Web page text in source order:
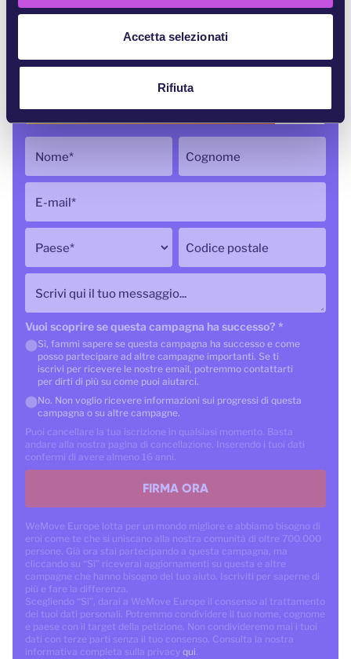
Accetta selezionati
Rifiuta
104,605 di 125,000 firme
Nome* Cognome
E-mail*
Paese* Codice postale
Scrivi qui il tuo messaggio...
Vuoi scoprire se questa campagna ha successo? *
Sì, fammi sapere se questa campagna ha successo e come
posso partecipare ad altre campagne importanti. Se ti
iscrivi per ricevere le nostre email, potremmo contattarti
per dirti di più su come puoi aiutarci.
No. Non voglio ricevere informazioni sui progressi di questa
campagna o su altre campagne.
Puoi cancellare la tua iscrizione in qualsiasi momento. Basta
andare alla nostra pagina di cancellazione. Inserendo i tuoi dati
confermi di avere almeno 16 anni.
FIRMA ORA
WeMove Europe lotta per un mondo migliore e abbiamo bisogno di
eroi come te che si uniscano alla nostra comunità di oltre 700.000
persone. Già ora stai partecipando a questa campagna, ma
cliccando su “Sì” riceverai aggiornamenti su questa e altre
campagne che hanno bisogno del tuo aiuto. Iscriviti per saperne di
più e fare la differenza.
Scegliendo “Sì”, darai a WeMove Europe il consenso al trattamento
dei tuoi dati personali. Potremmo condividere il tuo nome, cognome
e paese con il target della petizione. Non condivideremo mai i tuoi
dati con terze parti senza il tuo consenso. Consulta la nostra
informativa completa sulla privacy qui.